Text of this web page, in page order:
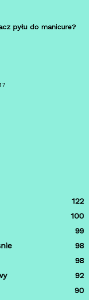
pyłu do manicure?
122
100
99
98
98
92
90